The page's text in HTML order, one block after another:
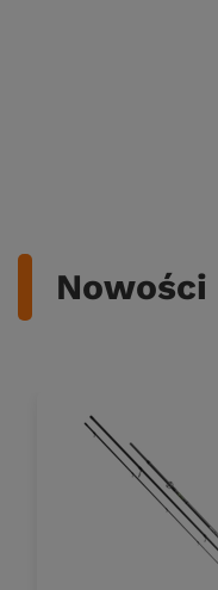
Nowości